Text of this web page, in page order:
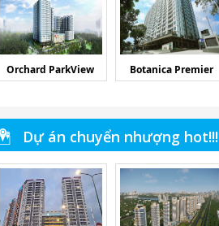
Orchard ParkView Botanica Premier
Dự án chuyển nhượng hot!!!